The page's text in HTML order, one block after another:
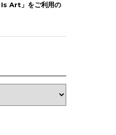
Art」をご利用の